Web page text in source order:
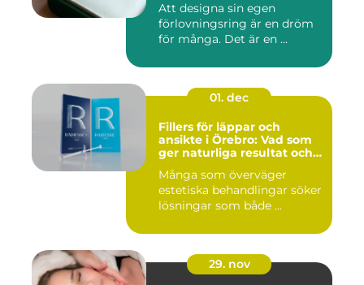
Att designa sin egen
förlovningsring är en dröm
för många. Det är en ...
01. dec
Fillers för läppar och
ansikte i Örebro: Vad som
ger naturliga resultat och
Många som överväger
estetiska behandlingar söker
lösningar som både ...
29. nov